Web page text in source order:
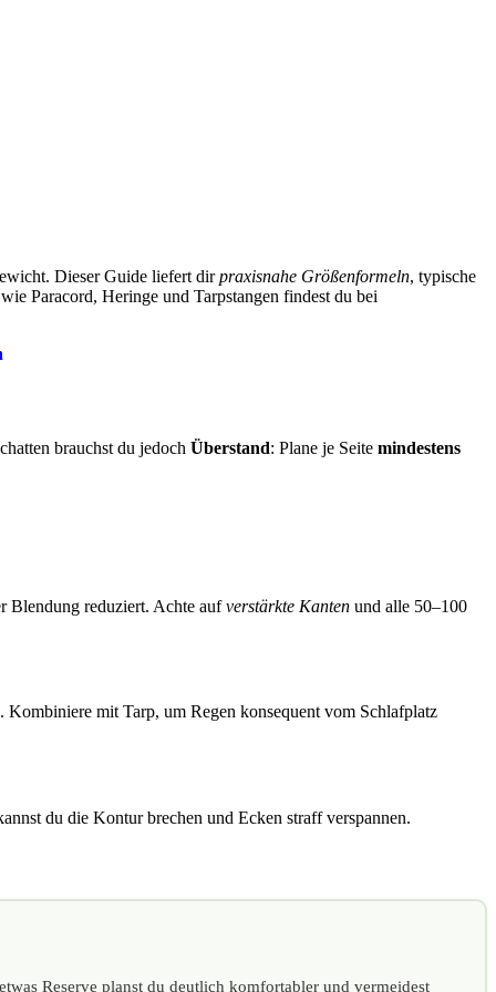
Dieser Guide liefert dirpraxisnahe Größenformeln, typische
Paracord, Heringe und Tarpstangen findest du bei
brauchst du jedoch Überstand: Plane je Seite mindestens
Blendung reduziert. Achte aufverstärkte Kanten und alle 50–100
mit Tarp, um Regen konsequent vom Schlafplatz
du die Kontur brechen und Ecken straff verspannen.
Reserve planst du deutlich komfortabler und vermeidest